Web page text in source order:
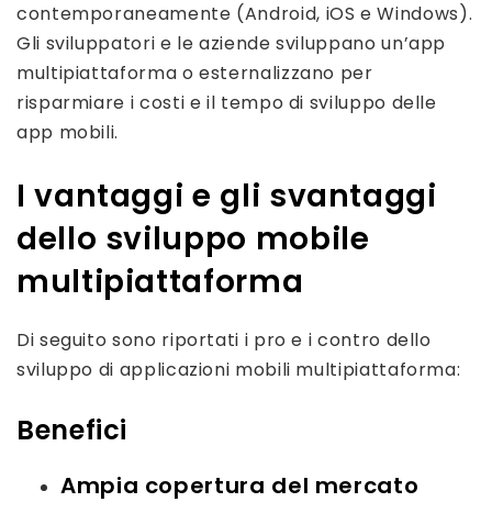
contemporaneamente (Android, iOS e Windows).
Gli sviluppatori e le aziende sviluppano un’app
multipiattaforma o esternalizzano per
risparmiare i costi e il tempo di sviluppo delle
app mobili.
I vantaggi e gli svantaggi
dello sviluppo mobile
multipiattaforma
Di seguito sono riportati i pro e i contro dello
sviluppo di applicazioni mobili multipiattaforma:
Benefici
Ampia copertura del mercato